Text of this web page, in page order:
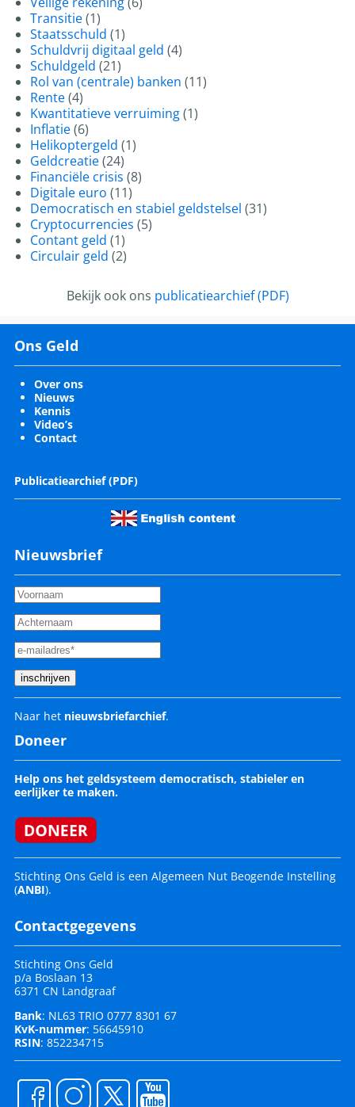
Transitie(1)
Staatsschuld (1)
Schuldvrij digitaal geld (4)
Schuldgeld (21)
Rol van (centrale) banken (11)
Rente(4)
Kwantitatieve verruiming(1)
Inflatie(6)
Helikoptergeld (1)
Geldcreatie(24)
Financiële crisis (8)
Digitale euro (11)
Democratisch en stabiel geldstelsel (31)
Cryptocurrencies (5)
Contant geld (1)
Circulair geld (2)
Bekijk ook ons publicatiearchief (PDF)
Ons Geld
Over ons
Nieuws
Kennis
Video’s
Contact
Publicatiearchief (PDF)
Nieuwsbrief
Naar het nieuwsbriefarchief.
Doneer
Help ons het geldsysteem democratisch, stabieler en
eerlijker te maken.
Stichting Ons Geld is een Algemeen Nut Beogende Instelling
(ANBI).
Contactgegevens
Stichting Ons Geld
p/a Boslaan 13
6371 CN Landgraaf
Bank: NL63 TRIO 0777 8301 67
KvK-nummer: 56645910
RSIN: 852234715